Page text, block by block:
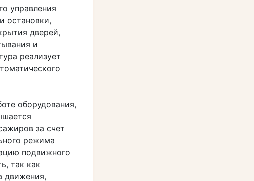
управления
остановки,
дверей,
и
реализует
оборудования,
за счет
режима
подвижного
так как
движения,